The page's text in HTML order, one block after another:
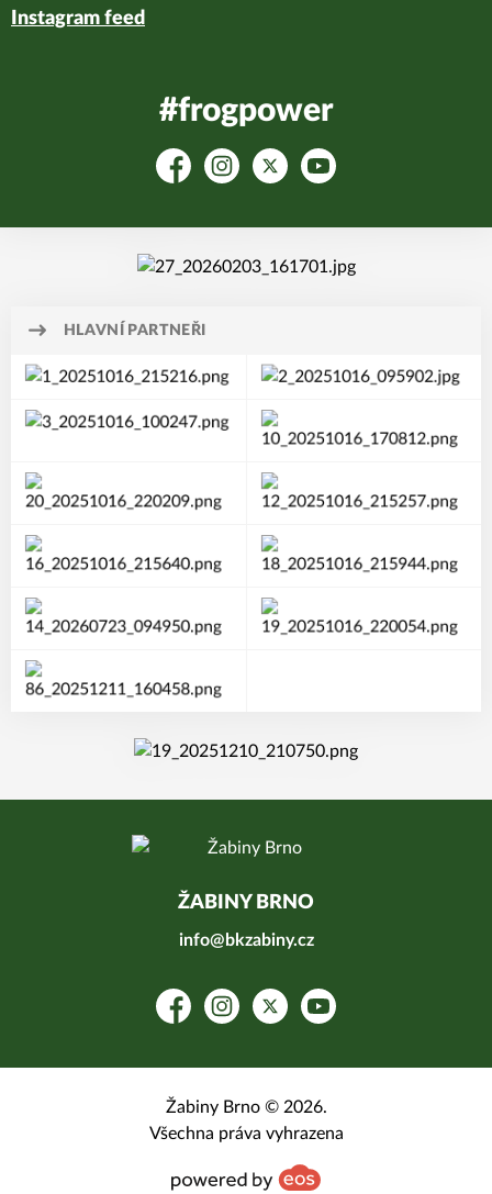
Instagram feed
#frogpower
FacebookInstagramPlatform X
YouTube
HLAVNÍ PARTNEŘI
ŽABINY BRNO
info@bkzabiny.cz
FacebookInstagramPlatform X
YouTube
Žabiny Brno © 2026.
Všechna práva vyhrazena